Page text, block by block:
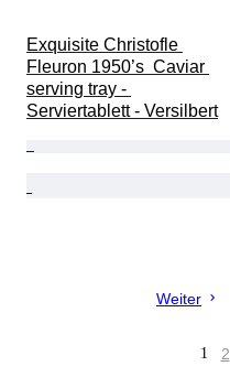
Exquisite Christofle
Fleuron 1950’s  Caviar
serving tray -
Serviertablett - Versilbert
Weiter
1 2